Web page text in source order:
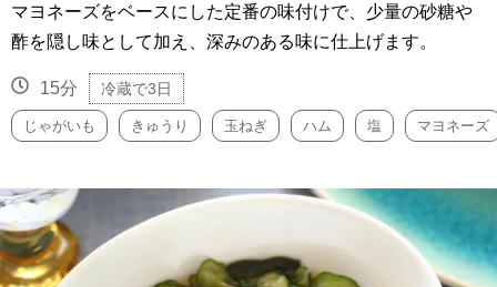
マヨネーズをベースにした定番の味付けで、少量の砂糖や
酢を隠し味として加え、深みのある味に仕上げます。
15分 冷蔵で3日
じゃがいも きゅうり 玉ねぎ ハム 塩 マヨネーズ